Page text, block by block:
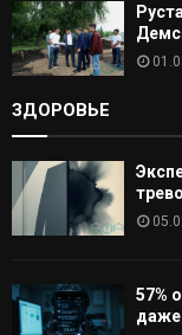
ЗДОРОВЬЕ
57%